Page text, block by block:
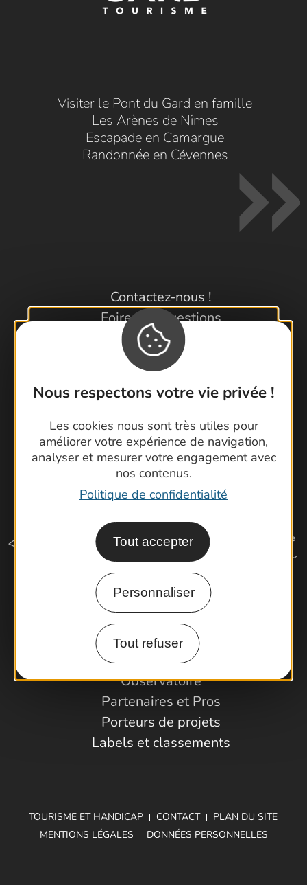
Nous respectons votre vie privée !
Les cookies nous sont très utiles pour
améliorer votre expérience de navigation,
analyser et mesurer votre engagement avec
nos contenus.
Politique de confidentialité
Tout accepter
Personnaliser
Tout refuser
Visiter le Pont du Gard en famille
Les Arènes de Nîmes
Escapade en Camargue
Randonnée en Cévennes
Contactez-nous !
Foire aux questions
Brochures
Cartoguides et Topoguides
Comment venir ?
Espace Pro
Observatoire
Partenaires et Pros
Porteurs de projets
Labels et classements
TOURISME ET HANDICAP CONTACT
PLAN DU SITE
MENTIONS LÉGALES
DONNÉES PERSONNELLES